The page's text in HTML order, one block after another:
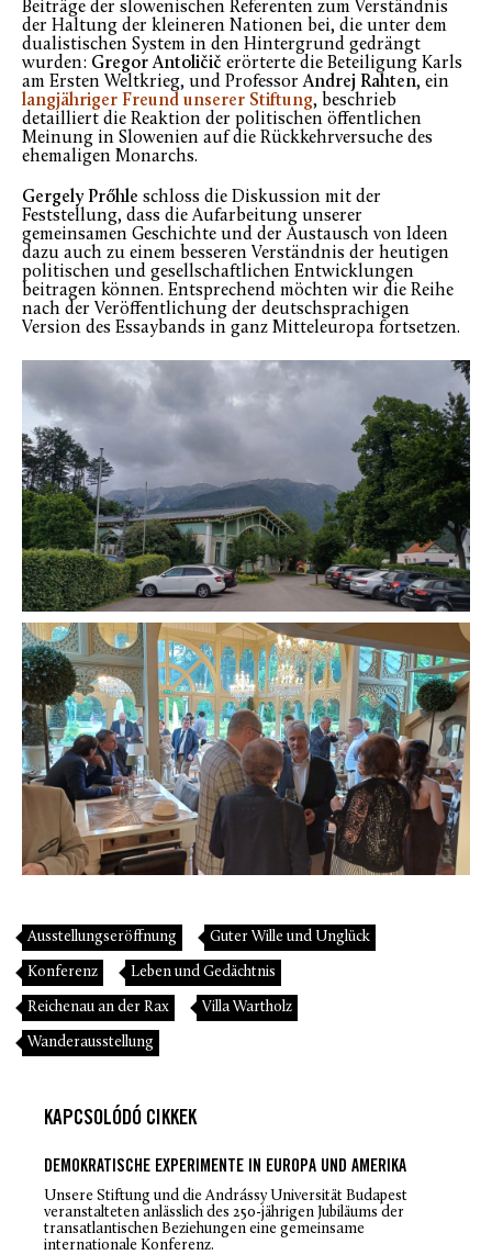
Beiträge der slowenischen Referenten zum Verständnis
der Haltung der kleineren Nationen bei, die unter dem
dualistischen System in den Hintergrund gedrängt
wurden: Gregor Antoličič erörterte die Beteiligung Karls
am Ersten Weltkrieg, und ProfessorAndrej Rahten, ein
langjähriger Freund unserer Stiftung, beschrieb
detailliert die Reaktion der politischen öffentlichen
Meinung in Slowenien auf die Rückkehrversuche des
ehemaligen Monarchs.
Gergely Prőhle schloss die Diskussion mit der
Feststellung, dass die Aufarbeitung unserer
gemeinsamen Geschichte und der Austausch von Ideen
dazu auch zu einem besseren Verständnis der heutigen
politischen und gesellschaftlichen Entwicklungen
beitragen können. Entsprechend möchten wir die Reihe
nach der Veröffentlichung der deutschsprachigen
Version des Essaybands in ganz Mitteleuropa fortsetzen.
Ausstellungseröffnung Guter Wille und Unglück
Konferenz Leben und Gedächtnis
Reichenau an der Rax Villa Wartholz
Wanderausstellung
KAPCSOLÓDÓ CIKKEK
DEMOKRATISCHE EXPERIMENTE IN EUROPA UND AMERIKA
Unsere Stiftung und die Andrássy Universität Budapest
veranstalteten anlässlich des 250-jährigen Jubiläums der
transatlantischen Beziehungen eine gemeinsame
internationale Konferenz.